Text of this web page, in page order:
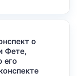
о
Фете,